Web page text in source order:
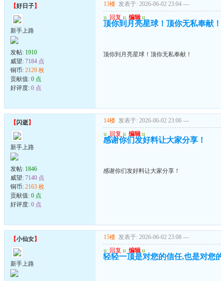
【好日子】
新手上路
发帖: 1910
威望: 7184 点
铜币: 2129 枚
贡献值: 0 点
好评度: 0 点
13楼 发表于: 2026-06-02 23:04 ---
u 回复 u 编辑 u
顶你到月亮星球！顶你无私奉献！
顶你到月亮星球！顶你无私奉献！
【闪逝】
新手上路
发帖: 1846
威望: 7140 点
铜币: 2163 枚
贡献值: 0 点
好评度: 0 点
14楼 发表于: 2026-06-02 23:06 ---
u 回复 u 编辑 u
感谢你们发好料让大家分享！
感谢你们发好料让大家分享！
【小仙女】
新手上路
15楼 发表于: 2026-06-02 23:08 ---
u 回复 u 编辑 u
轻轻一顶是对您的信任,也是对您